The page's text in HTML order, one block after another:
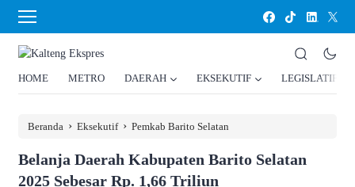
HOME METRO DAERAH EKSEKUTIF LEGISLATIF
Beranda › Eksekutif › Pemkab Barito Selatan
Belanja Daerah Kabupaten Barito Selatan
2025 Sebesar Rp. 1,66 Triliun